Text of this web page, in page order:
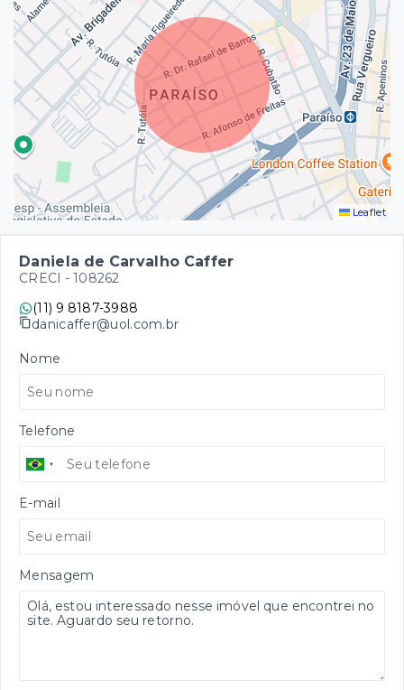
Leaflet
Daniela de Carvalho Caffer
CRECI - 108262
(11) 9 8187-3988
danicaffer@uol.com.br
Nome
Telefone
E-mail
Mensagem